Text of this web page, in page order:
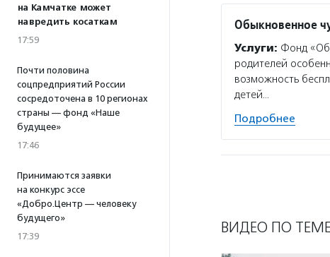
на Камчатке может
навредить косаткам
17:59
Почти половина
соцпредприятий России
сосредоточена в 10 регионах
страны — фонд «Наше
будущее»
17:46
Принимаются заявки
на конкурс эссе
«Добро.Центр — человеку
будущего»
17:39
Обыкновенное
Услуги: Фонд
родителей
возможность
детей…
Подробнее
ВИДЕО ПО